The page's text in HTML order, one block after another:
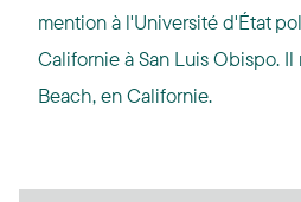
mention à l'Université d'État
Californie à San Luis Obispo. Il
Beach, en Californie.